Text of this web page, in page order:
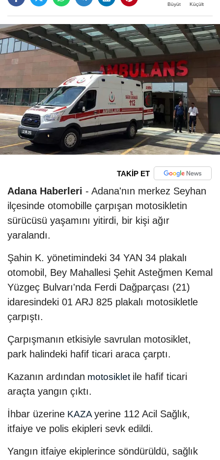
Büyüt Küçült
TAKİP ET
Adana Haberleri - Adana'nın merkez Seyhan
ilçesinde otomobille çarpışan motosikletin
sürücüsü yaşamını yitirdi, bir kişi ağır
yaralandı.
Şahin K. yönetimindeki 34 YAN 34 plakalı
otomobil, Bey Mahallesi Şehit Asteğmen Kemal
Yüzgeç Bulvarı'nda Ferdi Dağparçası (21)
idaresindeki 01 ARJ 825 plakalı motosikletle
çarpıştı.
Çarpışmanın etkisiyle savrulan motosiklet,
park halindeki hafif ticari araca çarptı.
Kazanın ardından motosiklet ile hafif ticari
araçta yangın çıktı.
İhbar üzerine KAZAyerine 112 Acil Sağlık,
itfaiye ve polis ekipleri sevk edildi.
Yangın itfaiye ekiplerince söndürüldü, sağlık